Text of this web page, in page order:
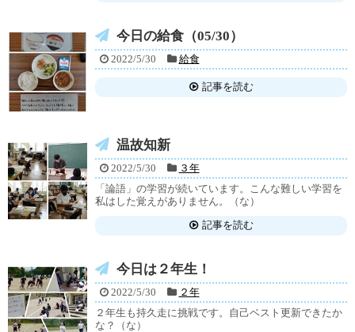
今日の給食（05/30）
2022/5/30 給食
記事を読む
温故知新
2022/5/30
３年
「論語」の学習が続いています。こんな難しい学習を
私はした覚えがありません。（な）
記事を読む
今日は２年生！
2022/5/30
２年
２年生も持久走に挑戦です。自己ベスト更新できたか
な？（な）